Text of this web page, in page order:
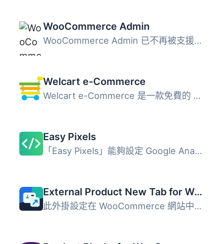
WooCommerce Admin
WooCommerce Admin 已不再被支援 WooCommerce Admin 已經成為...
Welcart e-Commerce
Welcart e-Commerce 是一款免費的 WordPress 電子商務外掛，...
Easy Pixels
「Easy Pixels」能夠設定 Google Analytics、Google Ads、Bin...
External Product New Tab for WooCommerce
此外掛設定在 WooCommerce 網站中的所有外部 / 附屬產品 "立...